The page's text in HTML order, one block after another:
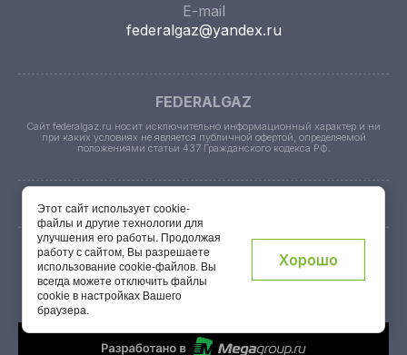
E-mail
federalgaz@yandex.ru
FEDERALGAZ
Сайт federalgaz.ru носит исключительно информационный характер и ни
при каких условиях не является публичной офертой, определяемой
положениями статьи 437 Гражданского кодекса РФ.
© FederalGaz 2026. Все права защищены.
Этот сайт использует cookie-
файлы и другие технологии для
улучшения его работы. Продолжая
работу с сайтом, Вы разрешаете
использование cookie-файлов. Вы
всегда можете отключить файлы
cookie в настройках Вашего
браузера.
Хорошо